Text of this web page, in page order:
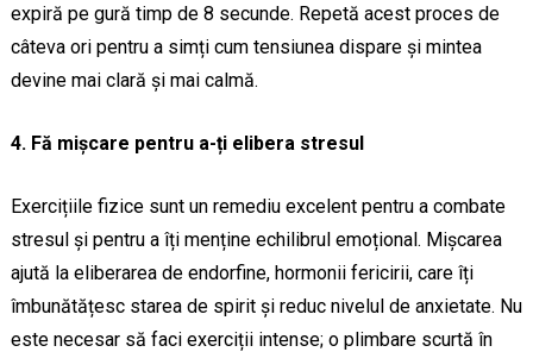
expiră pe gură timp de 8 secunde. Repetă acest proces de
câteva ori pentru a simți cum tensiunea dispare și mintea
devine mai clară și mai calmă.
4. Fă mișcare pentru a-ți elibera stresul
Exercițiile fizice sunt un remediu excelent pentru a combate
stresul și pentru a îți menține echilibrul emoțional. Mișcarea
ajută la eliberarea de endorfine, hormonii fericirii, care îți
îmbunătățesc starea de spirit și reduc nivelul de anxietate. Nu
este necesar să faci exerciții intense; o plimbare scurtă în